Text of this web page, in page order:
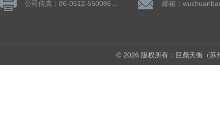
© 2026 版权所有：巨鼎天衡（